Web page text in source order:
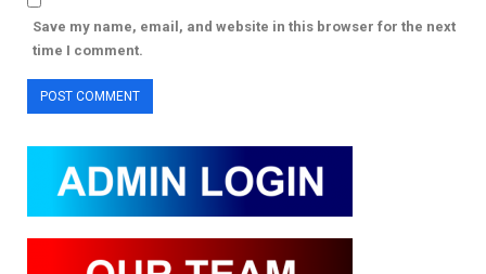
Save my name, email, and website in this browser for the next
time I comment.